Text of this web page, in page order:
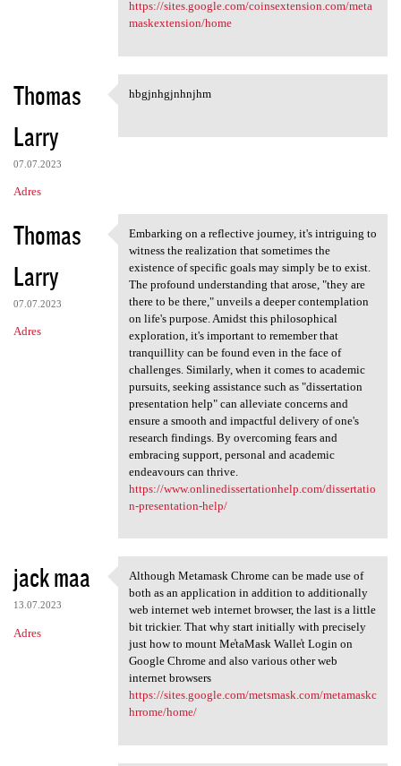
https://sites.google.com/coinsextension.com/meta
maskextension/home
Thomas
Larry
07.07.2023
Adres
hbgjnhgjnhnjhm
hbgjnhgjnhnjhm
Thomas
Larry
07.07.2023
Adres
Embarking on a reflective
Embarking on a reflective journey, it's intriguing to
witness the realization that sometimes the
existence of specific goals may simply be to exist.
The profound understanding that arose, "they are
there to be there," unveils a deeper contemplation
on life's purpose. Amidst this philosophical
exploration, it's important to remember that
tranquillity can be found even in the face of
challenges. Similarly, when it comes to academic
pursuits, seeking assistance such as "dissertation
presentation help" can alleviate concerns and
ensure a smooth and impactful delivery of one's
research findings. By overcoming fears and
embracing support, personal and academic
endeavours can thrive.
https://www.onlinedissertationhelp.com/dissertatio
n-presentation-help/
jack maa
13.07.2023
Adres
Although Metamask Chrome can
Although Metamask Chrome can be made use of
both as an application in addition to additionally
web internet web internet browser, the last is a little
bit trickier. That why start initially with precisely
just how to mount Me̾taMask Walle̾t Login on
Google Chrome and also various other web
internet browsers
https://sites.google.com/metsmask.com/metamaskc
hrrome/home/